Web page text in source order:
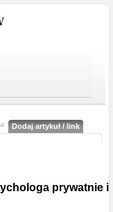
Dodaj artykuł / link
prywatnie i